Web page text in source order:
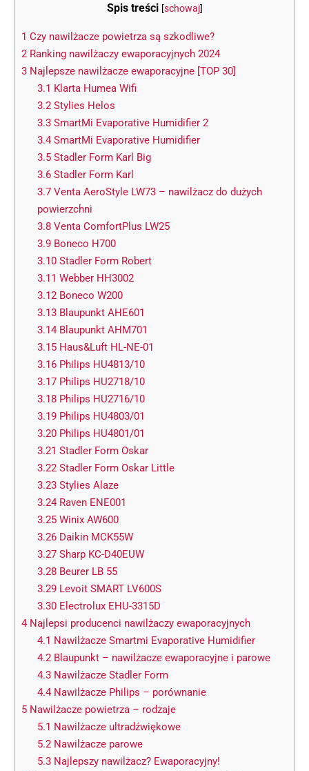
Spis treści [schowaj]
1 Czy nawilżacze powietrza są szkodliwe?
2 Ranking nawilżaczy ewaporacyjnych 2024
3 Najlepsze nawilżacze ewaporacyjne [TOP 30]
3.1 Klarta Humea Wifi
3.2Stylies Helos
3.3SmartMi Evaporative Humidifier 2
3.4SmartMi Evaporative Humidifier
3.5Stadler Form Karl Big
3.6Stadler Form Karl
3.7Venta AeroStyle LW73 – nawilżacz do dużych
powierzchni
3.8Venta ComfortPlus LW25
3.9Boneco H700
3.10Stadler Form Robert
3.11 Webber HH3002
3.12Boneco W200
3.13Blaupunkt AHE601
3.14Blaupunkt AHM701
3.15Haus&Luft HL-NE-01
3.16Philips HU4813/10
3.17Philips HU2718/10
3.18Philips HU2716/10
3.19Philips HU4803/01
3.20Philips HU4801/01
3.21 Stadler Form Oskar
3.22Stadler Form Oskar Little
3.23Stylies Alaze
3.24Raven ENE001
3.25Winix AW600
3.26Daikin MCK55W
3.27Sharp KC-D40EUW
3.28Beurer LB 55
3.29Levoit SMART LV600S
3.30Electrolux EHU-3315D
4 Najlepsi producenci nawilżaczy ewaporacyjnych
4.1 Nawilżacze Smartmi Evaporative Humidifier
4.2Blaupunkt – nawilżacze ewaporacyjne i parowe
4.3Nawilżacze Stadler Form
4.4Nawilżacze Philips – porównanie
5 Nawilżacze powietrza – rodzaje
5.1 Nawilżacze ultradźwiękowe
5.2Nawilżacze parowe
5.3Najlepszy nawilżacz? Ewaporacyjny!